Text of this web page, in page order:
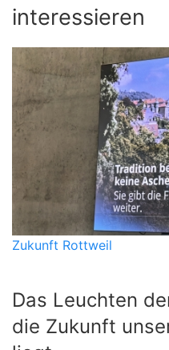
interessieren
Zukunft Rottweil
Das Leuchten
die Zukunft